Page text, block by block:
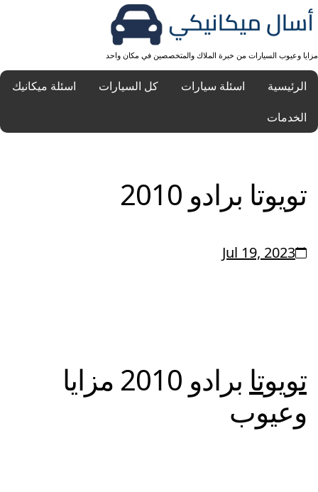
مزايا وعيوب السيارات من خبرة الملاك والمتخصصين في مكان واحد
الرئيسية اسئلة سيارات كل السيارات
اسئلة ميكانيك
الخدمات
تويوتا برادو 2010
Jul 19, 2023
تويوتا
برادو 2010 مزايا
وعيوب